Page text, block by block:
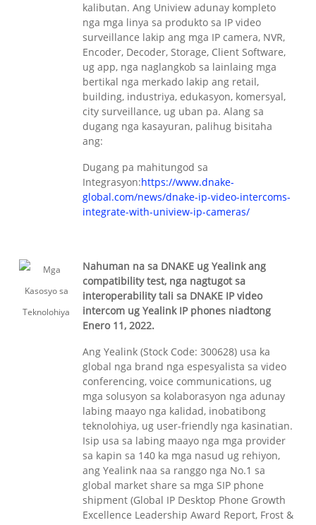
kalibutan. Ang Uniview adunay kompleto
nga mga linya sa produkto sa IP video
surveillance lakip ang mga IP camera, NVR,
Encoder, Decoder, Storage, Client Software,
ug app, nga naglangkob sa lainlaing mga
bertikal nga merkado lakip ang retail,
building, industriya, edukasyon, komersyal,
city surveillance, ug uban pa. Alang sa
dugang nga kasayuran, palihug bisitaha
ang:
Dugang pa mahitungod sa
Integrasyon:https://www.dnake-
global.com/news/dnake-ip-video-intercoms-
integrate-with-uniview-ip-cameras/
Nahuman na sa DNAKE ug Yealink ang
compatibility test, nga nagtugot sa
interoperability tali sa DNAKE IP video
intercom ug Yealink IP phones niadtong
Enero 11, 2022.
Ang Yealink (Stock Code: 300628) usa ka
global nga brand nga espesyalista sa video
conferencing, voice communications, ug
mga solusyon sa kolaborasyon nga adunay
labing maayo nga kalidad, inobatibong
teknolohiya, ug user-friendly nga kasinatian.
Isip usa sa labing maayo nga mga provider
sa kapin sa 140 ka mga nasud ug rehiyon,
ang Yealink naa sa ranggo nga No.1 sa
global market share sa mga SIP phone
shipment (Global IP Desktop Phone Growth
Excellence Leadership Award Report, Frost &